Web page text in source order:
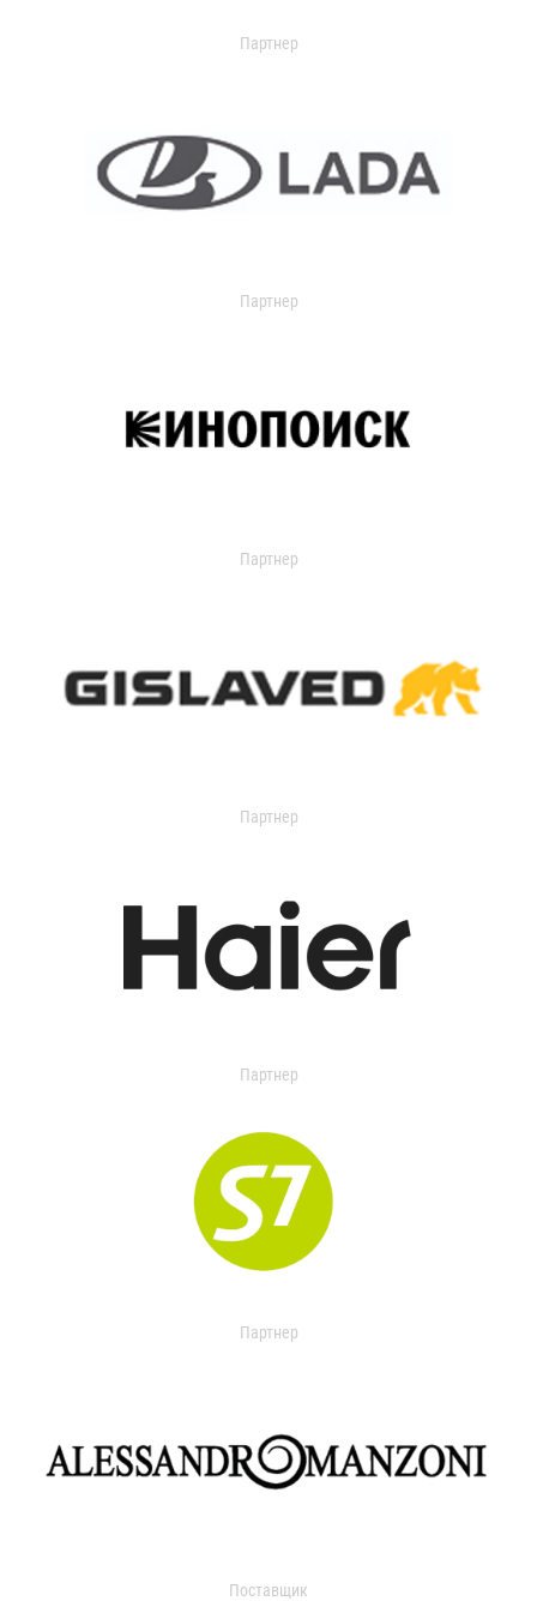
Партнер
Партнер
Партнер
Партнер
Партнер
Партнер
Поставщик